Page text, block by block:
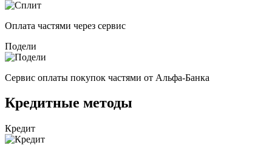
Оплата частями через сервис
Подели
Сервис оплаты покупок частями от Альфа-Банка
Кредитные методы
Кредит